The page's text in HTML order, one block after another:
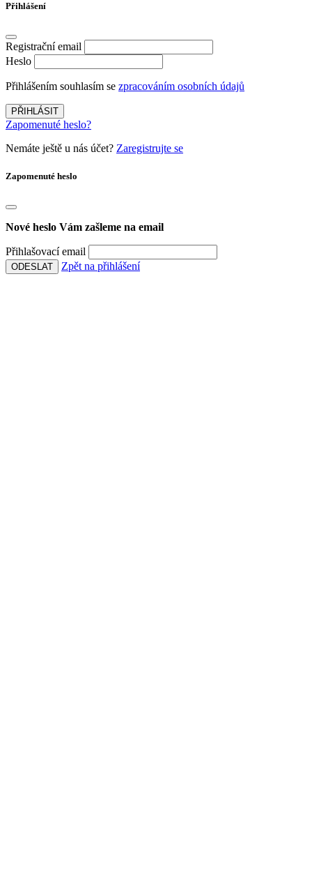
Přihlášení
Registrační email
Heslo
Přihlášením souhlasím se zpracováním osobních údajů
PŘIHLÁSIT
Zapomenuté heslo?
Nemáte ještě u nás účet? Zaregistrujte se
Zapomenuté heslo
Nové heslo Vám zašleme na email
Přihlašovací email
ODESLAT Zpět na přihlášení